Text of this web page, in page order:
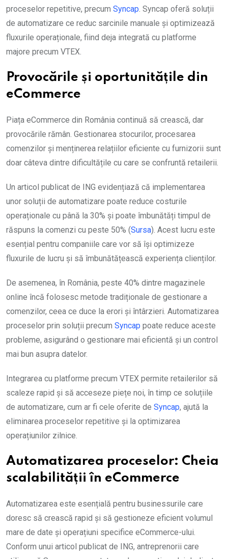
proceselor repetitive, precum Syncap . Syncap oferă soluții
de automatizare ce reduc sarcinile manuale și optimizează
fluxurile operaționale, fiind deja integrată cu platforme
majore precum VTEX.
Provocările și oportunitățile din
eCommerce
Piața eCommerce din România continuă să crească, dar
provocările rămân. Gestionarea stocurilor, procesarea
comenzilor și menținerea relațiilor eficiente cu furnizorii sunt
doar câteva dintre dificultățile cu care se confruntă retailerii.
Un articol publicat de ING evidențiază că implementarea
unor soluții de automatizare poate reduce costurile
operaționale cu până la 30% și poate îmbunătăți timpul de
răspuns la comenzi cu peste 50% (Sursa). Acest lucru este
esențial pentru companiile care vor să își optimizeze
fluxurile de lucru și să îmbunătățească experiența clienților.
De asemenea, în România, peste 40% dintre magazinele
online încă folosesc metode tradiționale de gestionare a
comenzilor, ceea ce duce la erori și întârzieri. Automatizarea
proceselor prin soluții precum Syncap poate reduce aceste
probleme, asigurând o gestionare mai eficientă și un control
mai bun asupra datelor.
Integrarea cu platforme precum VTEX permite retailerilor să
scaleze rapid și să acceseze piețe noi, în timp ce soluțiile
de automatizare, cum ar fi cele oferite de Syncap, ajută la
eliminarea proceselor repetitive și la optimizarea
operațiunilor zilnice.
Automatizarea proceselor: Cheia
scalabilității în eCommerce
Automatizarea este esențială pentru businessurile care
doresc să crească rapid și să gestioneze eficient volumul
mare de date și operațiuni specifice eCommerce-ului.
Conform unui articol publicat de ING, antreprenorii care